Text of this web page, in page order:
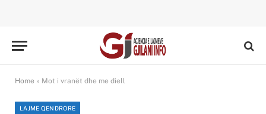
Home » Mot i vranët dhe me diell
LAJME QENDRORE